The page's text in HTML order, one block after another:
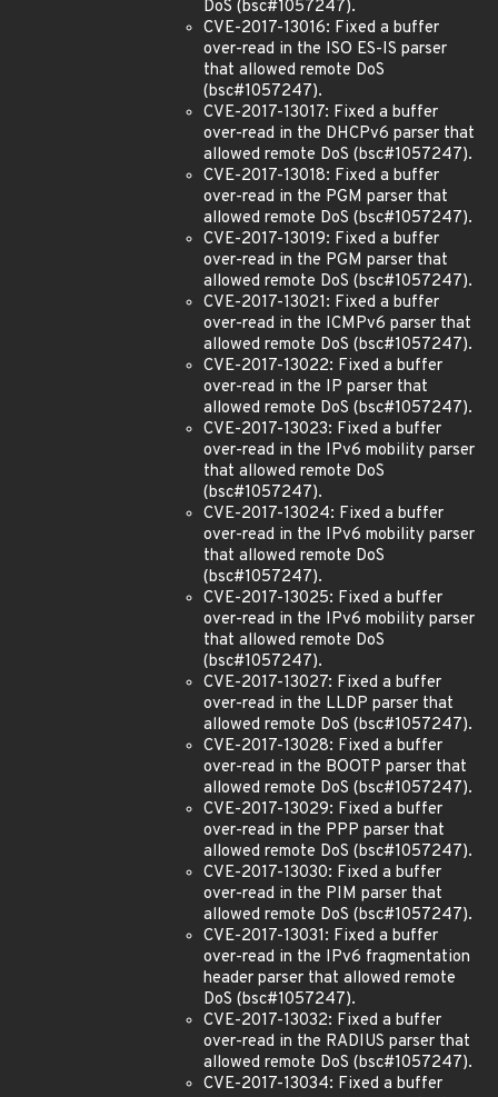
DoS (bsc#1057247).
CVE-2017-13016: Fixed a buffer
over-read in the ISO ES-IS parser
that allowed remote DoS
(bsc#1057247).
CVE-2017-13017: Fixed a buffer
over-read in the DHCPv6 parser that
allowed remote DoS (bsc#1057247).
CVE-2017-13018: Fixed a buffer
over-read in the PGM parser that
allowed remote DoS (bsc#1057247).
CVE-2017-13019: Fixed a buffer
over-read in the PGM parser that
allowed remote DoS (bsc#1057247).
CVE-2017-13021: Fixed a buffer
over-read in the ICMPv6 parser that
allowed remote DoS (bsc#1057247).
CVE-2017-13022: Fixed a buffer
over-read in the IP parser that
allowed remote DoS (bsc#1057247).
CVE-2017-13023: Fixed a buffer
over-read in the IPv6 mobility parser
that allowed remote DoS
(bsc#1057247).
CVE-2017-13024: Fixed a buffer
over-read in the IPv6 mobility parser
that allowed remote DoS
(bsc#1057247).
CVE-2017-13025: Fixed a buffer
over-read in the IPv6 mobility parser
that allowed remote DoS
(bsc#1057247).
CVE-2017-13027: Fixed a buffer
over-read in the LLDP parser that
allowed remote DoS (bsc#1057247).
CVE-2017-13028: Fixed a buffer
over-read in the BOOTP parser that
allowed remote DoS (bsc#1057247).
CVE-2017-13029: Fixed a buffer
over-read in the PPP parser that
allowed remote DoS (bsc#1057247).
CVE-2017-13030: Fixed a buffer
over-read in the PIM parser that
allowed remote DoS (bsc#1057247).
CVE-2017-13031: Fixed a buffer
over-read in the IPv6 fragmentation
header parser that allowed remote
DoS (bsc#1057247).
CVE-2017-13032: Fixed a buffer
over-read in the RADIUS parser that
allowed remote DoS (bsc#1057247).
CVE-2017-13034: Fixed a buffer